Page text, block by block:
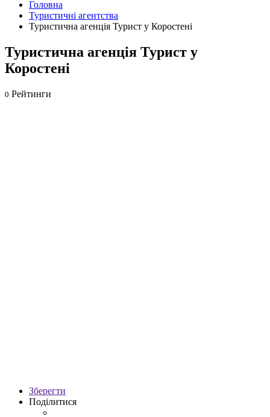
Головна
Туристичні агентства
Туристична агенція Турист у Коростені
Туристична агенція Турист у
Коростені
0 Рейтинги
Зберегти
Поділитися